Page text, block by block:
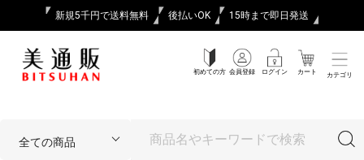
新規5千円で送料無料 後払いOK 15時まで即日発送
初めての方 会員登録 ログイン カート カテゴリ